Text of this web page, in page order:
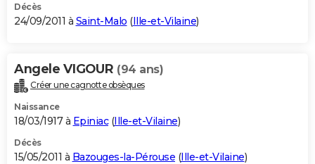
Décès
24/09/2011 à Saint-Malo (Ille-et-Vilaine)
Angele VIGOUR (94 ans)
Créer une cagnotte obsèques
Naissance
18/03/1917 à Epiniac(Ille-et-Vilaine)
Décès
15/05/2011 à Bazouges-la-Pérouse (Ille-et-Vilaine)